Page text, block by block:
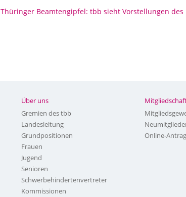
Thüringer Beamtengipfel: tbb sieht Vorstellungen
Über uns
Gremien des tbb
Landesleitung
Grundpositionen
Frauen
Jugend
Senioren
Schwerbehindertenvertreter
Kommissionen
Online-Antrag